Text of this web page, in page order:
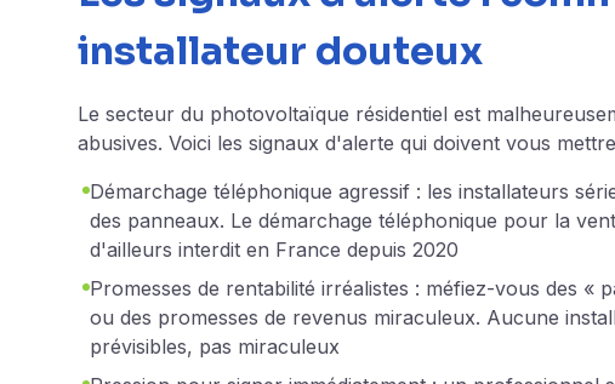
installateur douteux
Le secteur du photovoltaïque résidentiel est
abusives. Voici les signaux d'alerte qui doivent vous
Démarchage téléphonique agressif : les installateurs
des panneaux. Le démarchage téléphonique pour la
d'ailleurs interdit en France depuis 2020
Promesses de rentabilité irréalistes : méfiez-vous des «
ou des promesses de revenus miraculeux. Aucune
prévisibles, pas miraculeux